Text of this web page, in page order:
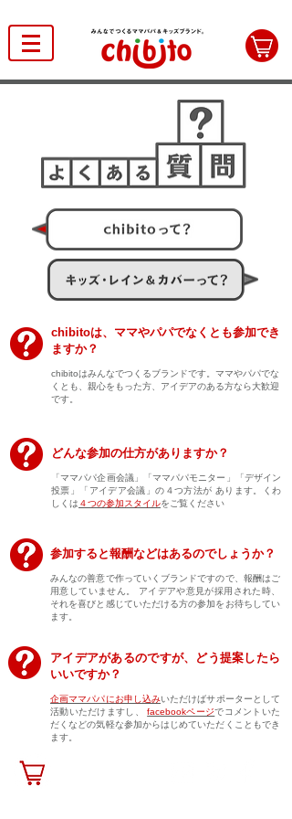
chibitoは、ママやパパでなくとも参加でき
ますか？
chibitoはみんなでつくるブランドです。ママやパパでな
くとも、親心をもった方、アイデアのある方なら大歓迎
です。
どんな参加の仕方がありますか？
「ママパパ企画会議」「ママパパモニター」「デザイン
投票」「アイデア会議」の４つ方法が あります。くわ
しくは ４つの参加スタイルをご覧ください
参加すると報酬などはあるのでしょうか？
みんなの善意で作っていくブランドですので、報酬はご
用意していません。 アイデアや意見が採用された時、
それを喜びと感じていただける方の参加をお待ちしてい
ます。
アイデアがあるのですが、どう提案したら
いいですか？
企画ママパパにお申し込みいただけばサポーターとして
活動いただけますし、facebookページでコメントいた
だくなどの気軽な参加からはじめていただくこともでき
ます。